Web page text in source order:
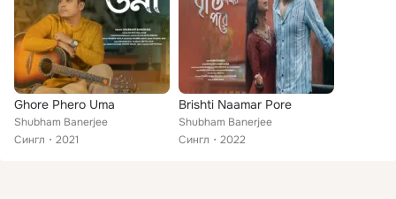
Ghore Phero Uma
Shubham Banerjee
Сингл
2021
Brishti Naamar Pore
Shubham Banerjee
Сингл
2022